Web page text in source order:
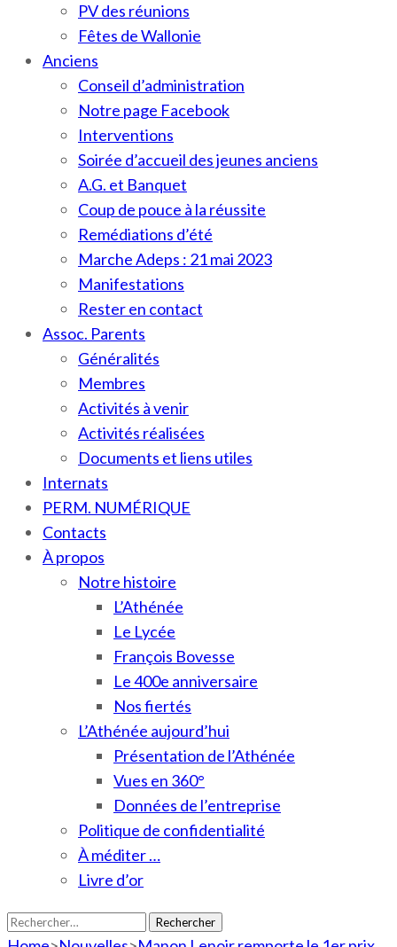
PV des réunions
Fêtes de Wallonie
Anciens
Conseil d’administration
Notre page Facebook
Interventions
Soirée d’accueil des jeunes anciens
A.G. et Banquet
Coup de pouce à la réussite
Remédiations d’été
Marche Adeps : 21 mai 2023
Manifestations
Rester en contact
Assoc. Parents
Généralités
Membres
Activités à venir
Activités réalisées
Documents et liens utiles
Internats
PERM. NUMÉRIQUE
Contacts
À propos
Notre histoire
L’Athénée
Le Lycée
François Bovesse
Le 400e anniversaire
Nos fiertés
L’Athénée aujourd’hui
Présentation de l’Athénée
Vues en 360°
Données de l’entreprise
Politique de confidentialité
À méditer …
Livre d’or
Rechercher :